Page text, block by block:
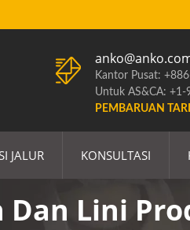
Kantor Pusat:
Untuk AS&CA:
PEMBARUAN
JALUR KONSULTASI
Dan Lini